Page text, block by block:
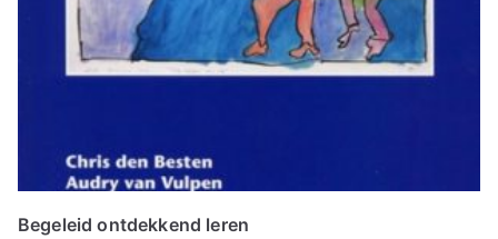
Begeleid ontdekkend leren